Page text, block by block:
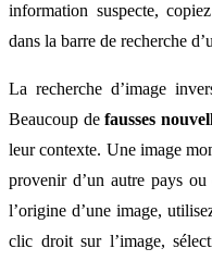
information suspecte,
dans la barre de recherche
La recherche d’image
Beaucoup defausses
leur contexte. Une image
provenir d’un autre pays
l’origine d’une image,
clic droit sur l’image,